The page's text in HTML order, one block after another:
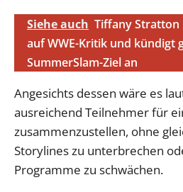
Siehe auch Tiffany Stratton
auf WWE-Kritik und kündigt
SummerSlam-Ziel an
Angesichts dessen wäre es
ausreichend Teilnehmer für
zusammenzustellen, ohne
Storylines zu unterbrechen
Programme zu schwächen.